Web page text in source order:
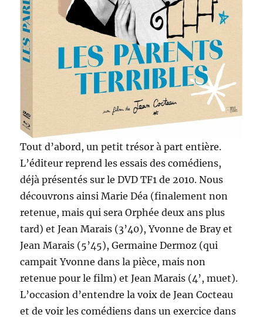
Tout d’abord, un petit trésor à part entière.
L’éditeur reprend les essais des comédiens,
déjà présentés sur le DVD TF1 de 2010. Nous
découvrons ainsi Marie Déa (finalement non
retenue, mais qui sera Orphée deux ans plus
tard) et Jean Marais (3’40), Yvonne de Bray et
Jean Marais (5’45), Germaine Dermoz (qui
campait Yvonne dans la pièce, mais non
retenue pour le film) et Jean Marais (4’, muet).
L’occasion d’entendre la voix de Jean Cocteau
et de voir les comédiens dans un exercice dans